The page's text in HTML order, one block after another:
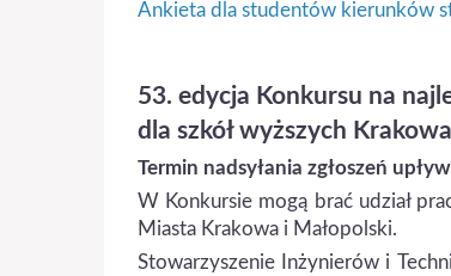
Ankieta dla studentów kierunków
53. edycja Konkursu na
dla szkół wyższych Krakowa
Termin nadsyłania zgłoszeń
W Konkursie mogą brać udział
Miasta Krakowa i Małopolski.
Stowarzyszenie Inżynierów i